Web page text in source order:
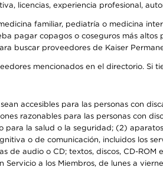
licencias, experiencia profesional,
familiar, pediatría o medicina
pagar copagos o coseguros más altos
buscar proveedores de Kaiser
mencionados en el directorio. Si
accesibles para las personas con
razonables para las personas con
la salud o la seguridad; (2)
o de comunicación, incluidos los
audio o CD; textos, discos, CD-
a los Miembros, de lunes a